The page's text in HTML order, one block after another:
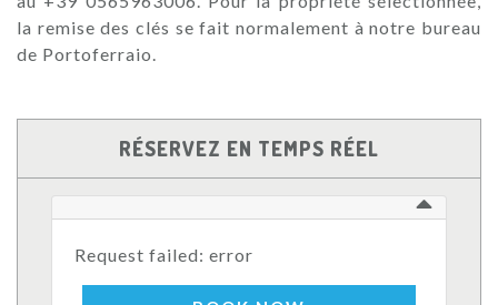
la remise des clés se fait normalement à notre bureau
de Portoferraio.
RÉSERVEZ EN TEMPS RÉEL
Request failed: error